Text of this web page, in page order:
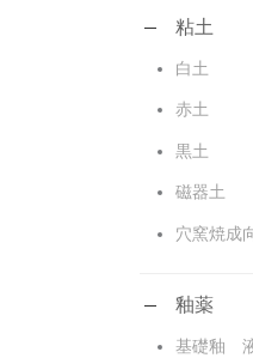
粘土
白土
赤土
黒土
磁器土
穴窯焼成
釉薬
基礎釉